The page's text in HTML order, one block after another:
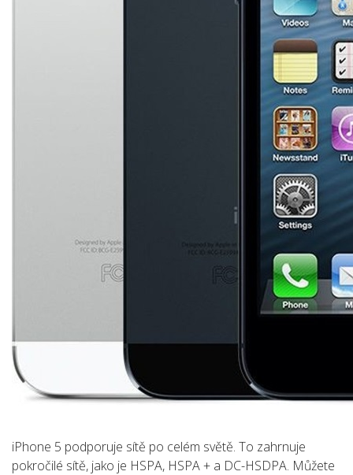
iPhone 5 podporuje sítě po celém světě. To zahrnuje
pokročilé sítě, jako je HSPA, HSPA + a DC-HSDPA. Můžete